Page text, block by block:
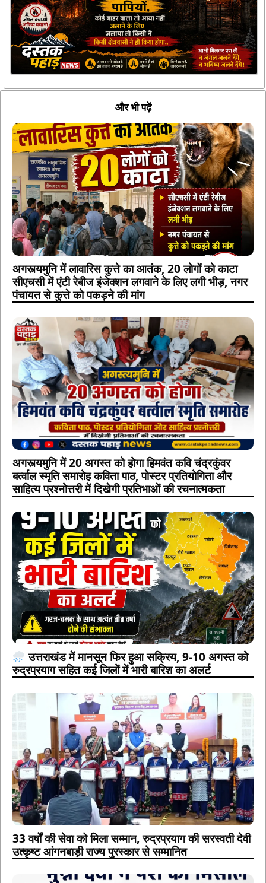
और भी पढ़ें
अगस्त्यमुनि में लावारिस कुत्ते का आतंक, 20 लोगों को काटा
सीएचसी में एंटी रेबीज इंजेक्शन लगवाने के लिए लगी भीड़, नगर
पंचायत से कुत्ते को पकड़ने की मांग
अगस्त्यमुनि में 20 अगस्त को होगा हिमवंत कवि चंद्रकुंवर
बर्त्वाल स्मृति समारोह कविता पाठ, पोस्टर प्रतियोगिता और
साहित्य प्रश्नोत्तरी में दिखेगी प्रतिभाओं की रचनात्मकता
उत्तराखंड में मानसून फिर हुआ सक्रिय, 9-10 अगस्त को
रुद्रप्रयाग सहित कई जिलों में भारी बारिश का अलर्ट
33 वर्षों की सेवा को मिला सम्मान, रुद्रप्रयाग की सरस्वती देवी
उत्कृष्ट आंगनबाड़ी राज्य पुरस्कार से सम्मानित